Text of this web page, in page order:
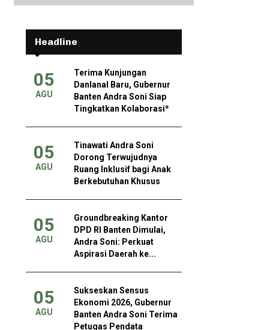
Headline
05
AGU
Terima Kunjungan
Danlanal Baru, Gubernur
Banten Andra Soni Siap
Tingkatkan Kolaborasi*
05
AGU
Tinawati Andra Soni
Dorong Terwujudnya
Ruang Inklusif bagi Anak
Berkebutuhan Khusus
05
AGU
Groundbreaking Kantor
DPD RI Banten Dimulai,
Andra Soni: Perkuat
Aspirasi Daerah ke...
05
AGU
Sukseskan Sensus
Ekonomi 2026, Gubernur
Banten Andra Soni Terima
Petugas Pendata